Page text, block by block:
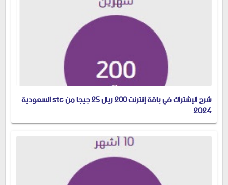
شرح الإشتراك في باقة إنترنت 200 ريال 25 جيجا من stc السعودية
2024